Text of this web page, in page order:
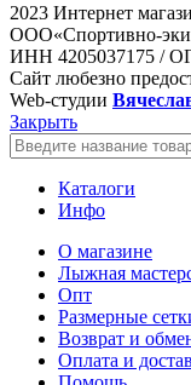
2023 Интернет
ООО«Спортивно-
ИНН 4205037175 /
Сайт любезно
Web-студии
Закрыть
Каталоги
Инфо
О магазине
Лыжная
Опт
Размерные
Возврат и
Оплата и